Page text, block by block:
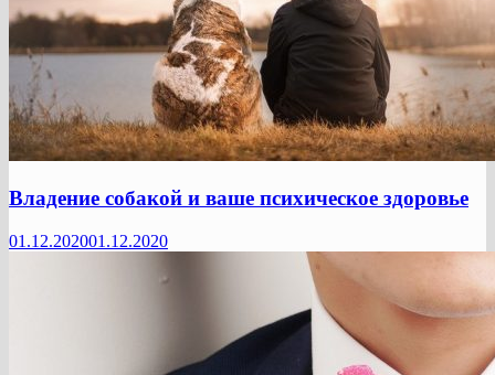
Владение собакой и ваше психическое здоровье
01.12.202001.12.2020